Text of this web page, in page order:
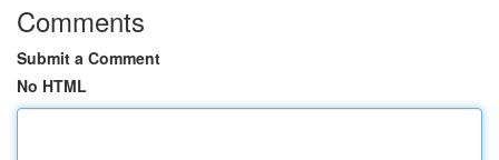
Comments
Submit a Comment
No HTML